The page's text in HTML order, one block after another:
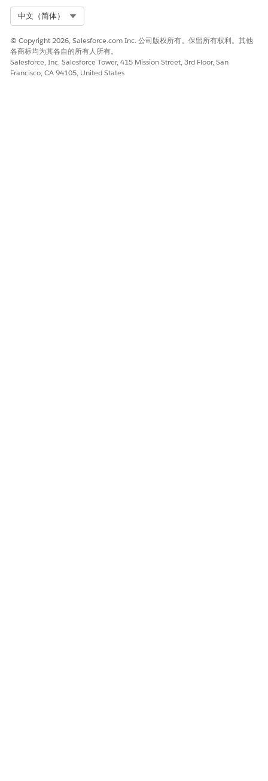
本文章是否解决您的问题？
请与我们共享您的想法，以便我们进行改进！
中文（简体）
© Copyright 2026, Salesforce.com Inc. 公司版权所有。保留所有权利。其他
各商标均为其各自的所有人所有。
Salesforce, Inc. Salesforce Tower, 415 Mission Street, 3rd Floor, San
Francisco, CA 94105, United States